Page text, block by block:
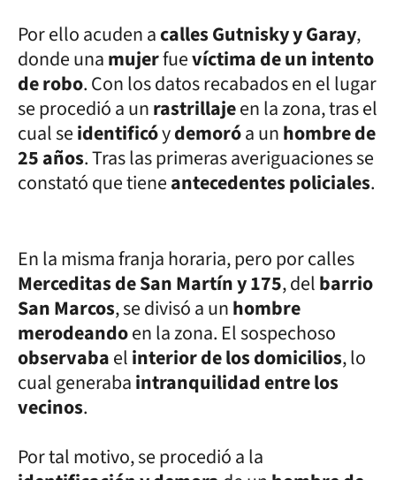
Por ello acuden acalles Gutnisky y Garay,
donde unamujerfuevíctima de un intento
de robo. Con los datos recabados en el lugar
se procedió a unrastrillajeen la zona, tras el
cual seidentificóydemoróa unhombre de
25 años. Tras las primeras averiguaciones se
constató que tieneantecedentes policiales.
En la misma franja horaria, pero por calles
Merceditas de San Martín y 175, delbarrio
San Marcos, se divisó a unhombre
merodeandoen la zona. El sospechoso
observabaelinterior de los domicilios, lo
cual generabaintranquilidad entre los
vecinos.
Por tal motivo, se procedió a la